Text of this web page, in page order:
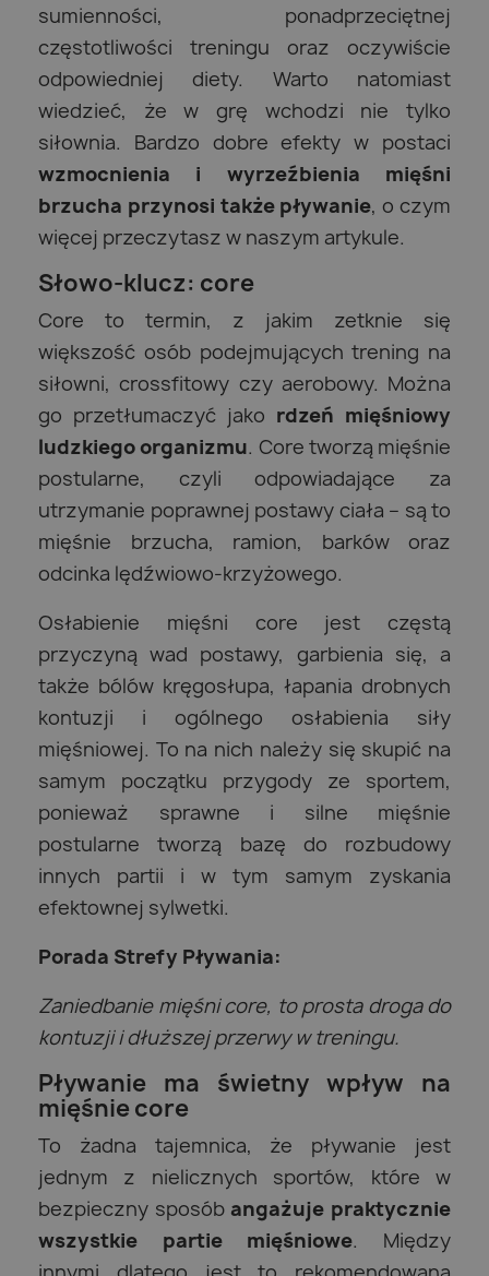
sumienności, ponadprzeciętnej
częstotliwości treningu oraz oczywiście
odpowiedniej diety. Warto natomiast
wiedzieć, że w grę wchodzi nie tylko
siłownia. Bardzo dobre efekty w postaci
wzmocnienia i wyrzeźbienia mięśni
brzucha przynosi także pływanie, o czym
więcej przeczytasz w naszym artykule.
Słowo-klucz: core
Core to termin, z jakim zetknie się
większość osób podejmujących trening na
siłowni, crossfitowy czy aerobowy. Można
go przetłumaczyć jako rdzeń mięśniowy
ludzkiego organizmu. Core tworzą mięśnie
postularne, czyli odpowiadające za
utrzymanie poprawnej postawy ciała – są to
mięśnie brzucha, ramion, barków oraz
odcinka lędźwiowo-krzyżowego.
Osłabienie mięśni core jest częstą
przyczyną wad postawy, garbienia się, a
także bólów kręgosłupa, łapania drobnych
kontuzji i ogólnego osłabienia siły
mięśniowej. To na nich należy się skupić na
samym początku przygody ze sportem,
ponieważ sprawne i silne mięśnie
postularne tworzą bazę do rozbudowy
innych partii i w tym samym zyskania
efektownej sylwetki.
Porada Strefy Pływania:
Zaniedbanie mięśni core, to prosta droga do
kontuzji i dłuższej przerwy w treningu.
Pływanie ma świetny wpływ na
mięśnie core
To żadna tajemnica, że pływanie jest
jednym z nielicznych sportów, które w
bezpieczny sposóbangażuje praktycznie
wszystkie partie mięśniowe. Między